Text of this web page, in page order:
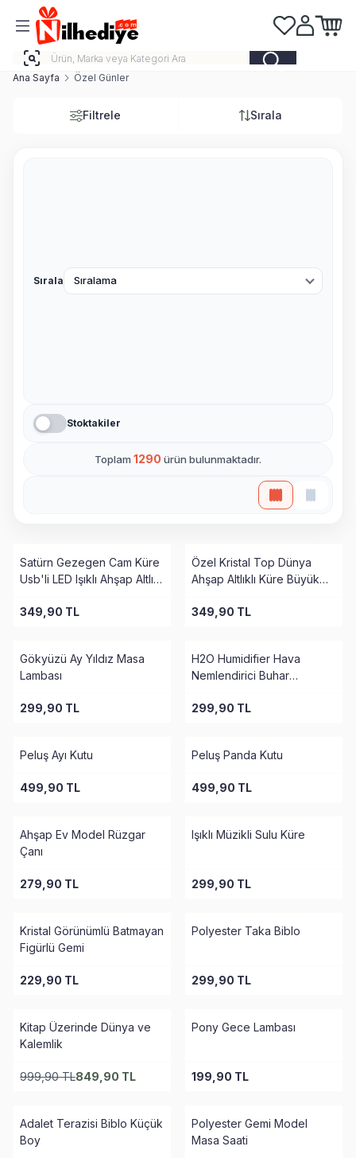
Favorilerim
Hesabım
Ana Sayfa Özel Günler
Filtrele Sırala
Sırala
Stoktakiler
Toplam 1290 ürün bulunmaktadır.
YENI
Satürn Gezegen Cam Küre
Usb'li LED Işıklı Ahşap Altlıklı
349,90 TL
Özel Kristal Top Dünya
Ahşap Altlıklı Küre Büyük
349,90 TL
Gökyüzü Ay Yıldız Masa
Lambası
299,90 TL
H2O Humidifier Hava
Nemlendirici Buhar
299,90 TL
Peluş Ayı Kutu
499,90 TL
Peluş Panda Kutu
499,90 TL
Ahşap Ev Model Rüzgar
Çanı
279,90 TL
Işıklı Müzikli Sulu Küre
299,90 TL
Kristal Görünümlü Batmayan
Figürlü Gemi
229,90 TL
Polyester Taka Biblo
299,90 TL
Kitap Üzerinde Dünya ve
Kalemlik
999,90TL849,90 TL
Pony Gece Lambası
199,90 TL
Adalet Terazisi Biblo Küçük
Boy
Polyester Gemi Model
Masa Saati